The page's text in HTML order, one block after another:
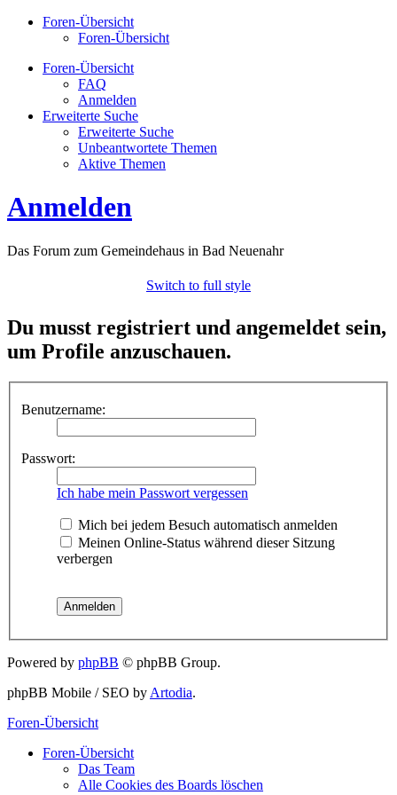
Foren-Übersicht
Foren-Übersicht
Foren-Übersicht
FAQ
Anmelden
Erweiterte Suche
Erweiterte Suche
Unbeantwortete Themen
Aktive Themen
Anmelden
Das Forum zum Gemeindehaus in Bad Neuenahr
Switch to full style
Du musst registriert und angemeldet sein,
um Profile anzuschauen.
Benutzername:
Passwort:
Ich habe mein Passwort vergessen
Mich bei jedem Besuch automatisch anmelden
Meinen Online-Status während dieser Sitzung
verbergen
Powered by phpBB © phpBB Group.
phpBB Mobile / SEO by Artodia.
Foren-Übersicht
Foren-Übersicht
Das Team
Alle Cookies des Boards löschen